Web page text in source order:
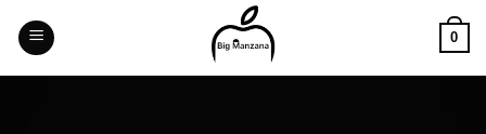
Skip
content
0